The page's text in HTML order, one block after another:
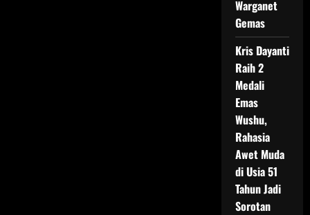
Warganet
Gemas
Kris Dayanti
Raih 2
Medali
Emas
Wushu,
Rahasia
Awet Muda
di Usia 51
Tahun Jadi
Sorotan